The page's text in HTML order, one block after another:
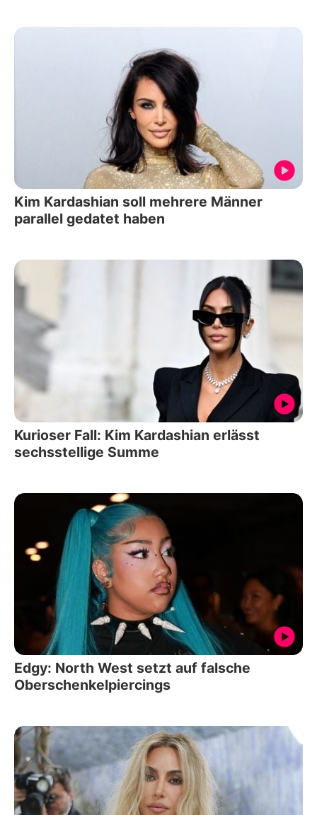
Kim Kardashian soll mehrere Männer
parallel gedatet haben
Kurioser Fall: Kim Kardashian erlässt
sechsstellige Summe
Edgy: North West setzt auf falsche
Oberschenkelpiercings